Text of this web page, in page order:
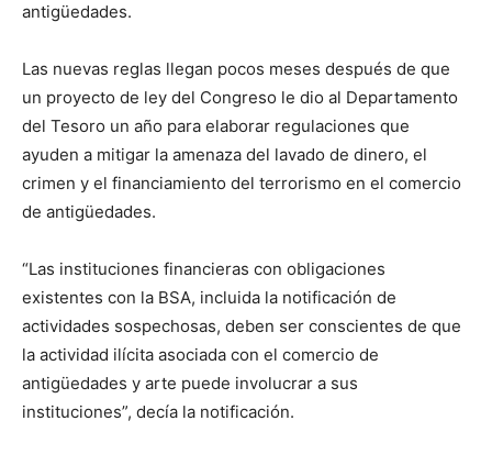
antigüedades.
Las nuevas reglas llegan pocos meses después de que
un proyecto de ley del Congreso le dio al Departamento
del Tesoro un año para elaborar regulaciones que
ayuden a mitigar la amenaza del lavado de dinero, el
crimen y el financiamiento del terrorismo en el comercio
de antigüedades.
“Las instituciones financieras con obligaciones
existentes con la BSA, incluida la notificación de
actividades sospechosas, deben ser conscientes de que
la actividad ilícita asociada con el comercio de
antigüedades y arte puede involucrar a sus
instituciones”, decía la notificación.